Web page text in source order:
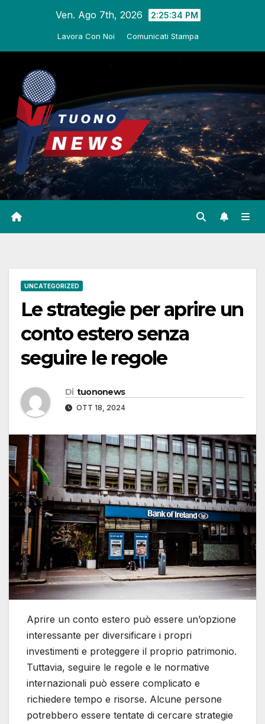
Ven. Ago 7th, 2026 2:25:35 PM
Lavora Con Noi Comunicati Stampa
UNCATEGORIZED
Le strategie per aprire un
conto estero senza
seguire le regole
Di tuononews
OTT 18, 2024
Aprire un conto estero può essere un’opzione
interessante per diversificare i propri
investimenti e proteggere il proprio patrimonio.
Tuttavia, seguire le regole e le normative
internazionali può essere complicato e
richiedere tempo e risorse. Alcune persone
potrebbero essere tentate di cercare strategie